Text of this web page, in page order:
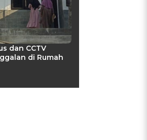
dan CCTV
di Rumah